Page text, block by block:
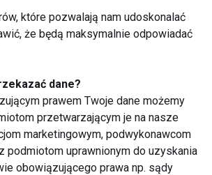
7
Zmęczenie po urlopie
– dlaczego zamiast
energii wraca
frustracja?
które pozwalają nam udoskonalać
że będą maksymalnie odpowiadać
dane?
prawem Twoje dane możemy
przetwarzającym je na nasze
marketingowym, podwykonawcom
podmiotom uprawnionym do uzyskania
obowiązującego prawa np. sądy